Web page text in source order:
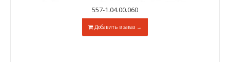
557-1.04.00.060
Добавить в заказ →